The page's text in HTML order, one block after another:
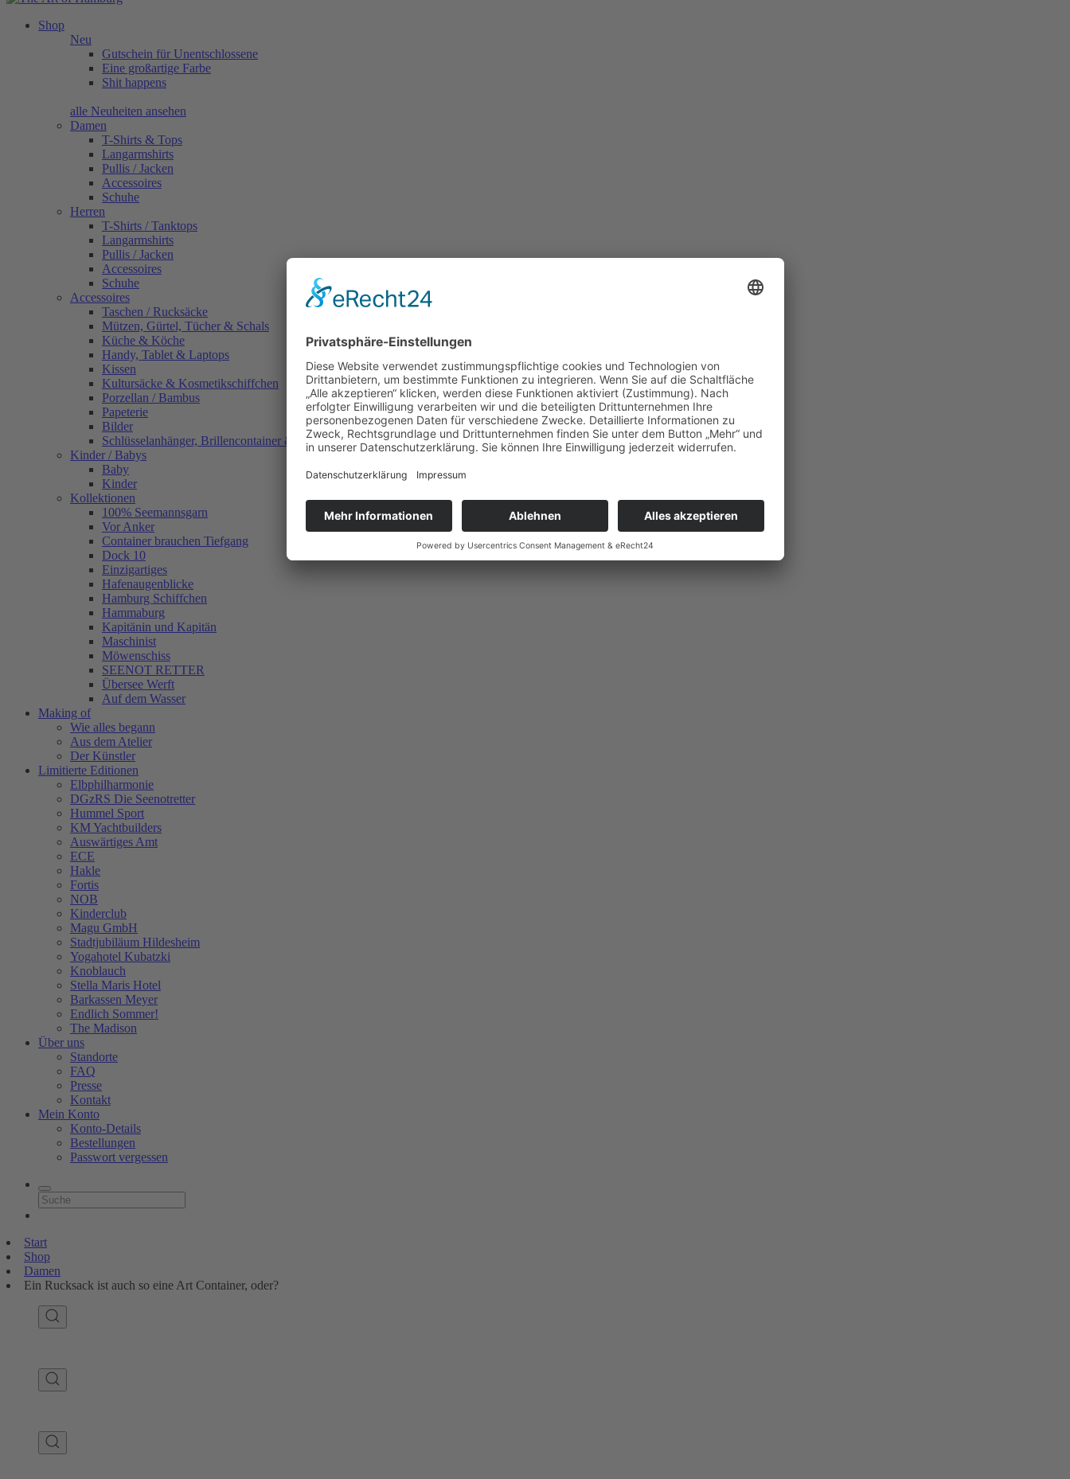
Shop
Neu
Gutschein für Unentschlossene
Eine großartige Farbe
Shit happens
alle Neuheiten ansehen
Damen
T-Shirts & Tops
Langarmshirts
Pullis / Jacken
Accessoires
Schuhe
Herren
T-Shirts / Tanktops
Langarmshirts
Pullis / Jacken
Accessoires
Schuhe
Accessoires
Taschen / Rucksäcke
Mützen, Gürtel, Tücher & Schals
Küche & Köche
Handy, Tablet & Laptops
Kissen
Kultursäcke & Kosmetikschiffchen
Porzellan / Bambus
Papeterie
Bilder
Schlüsselanhänger, Brillencontainer & mehr
Kinder / Babys
Baby
Kinder
Kollektionen
100% Seemannsgarn
Vor Anker
Container brauchen Tiefgang
Dock 10
Einzigartiges
Hafenaugen­blicke
Hamburg Schiffchen
Hammaburg
Kapitänin und Kapitän
Maschinist
Möwenschiss
SEENOT RETTER
Übersee Werft
Auf dem Wasser
Making of
Wie alles begann
Aus dem Atelier
Der Künstler
Limitierte Editionen
Elbphilharmonie
DGzRS Die Seenotretter
Hummel Sport
KM Yachtbuilders
Auswärtiges Amt
ECE
Hakle
Fortis
NOB
Kinderclub
Magu GmbH
Stadtjubiläum Hildesheim
Yogahotel Kubatzki
Knoblauch
Stella Maris Hotel
Barkassen Meyer
Endlich Sommer!
The Madison
Über uns
Standorte
FAQ
Presse
Kontakt
Mein Konto
Konto-Details
Bestellungen
Passwort vergessen
Start
Shop
Damen
Ein Rucksack ist auch so eine Art Container, oder?